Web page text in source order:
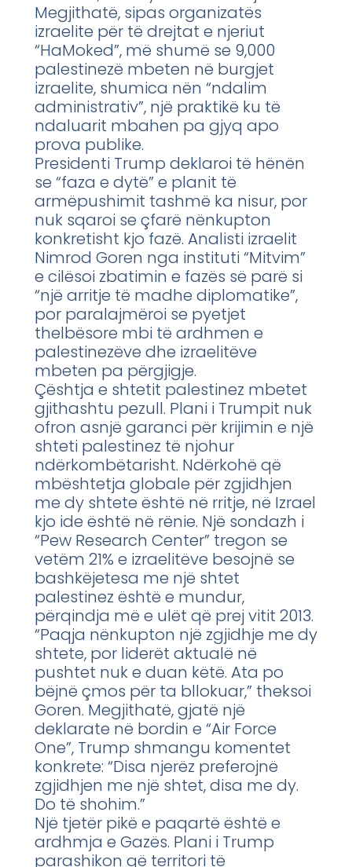
Megjithatë, sipas organizatës
izraelite për të drejtat e njeriut
“HaMoked”, më shumë se 9,000
palestinezë mbeten në burgjet
izraelite, shumica nën “ndalim
administrativ”, një praktikë ku të
ndaluarit mbahen pa gjyq apo
prova publike.
Presidenti Trump deklaroi të hënën
se “faza e dytë” e planit të
armëpushimit tashmë ka nisur, por
nuk sqaroi se çfarë nënkupton
konkretisht kjo fazë. Analisti izraelit
Nimrod Goren nga instituti “Mitvim”
e cilësoi zbatimin e fazës së parë si
“një arritje të madhe diplomatike”,
por paralajmëroi se pyetjet
thelbësore mbi të ardhmen e
palestinezëve dhe izraelitëve
mbeten pa përgjigje.
Çështja e shtetit palestinez mbetet
gjithashtu pezull. Plani i Trumpit nuk
ofron asnjë garanci për krijimin e një
shteti palestinez të njohur
ndërkombëtarisht. Ndërkohë që
mbështetja globale për zgjidhjen
me dy shtete është në rritje, në Izrael
kjo ide është në rënie. Një sondazh i
“Pew Research Center” tregon se
vetëm 21% e izraelitëve besojnë se
bashkëjetesa me një shtet
palestinez është e mundur,
përqindja më e ulët që prej vitit 2013.
“Paqja nënkupton një zgjidhje me dy
shtete, por liderët aktualë në
pushtet nuk e duan këtë. Ata po
bëjnë çmos për ta bllokuar,” theksoi
Goren. Megjithatë, gjatë një
deklarate në bordin e “Air Force
One”, Trump shmangu komentet
konkrete: “Disa njerëz preferojnë
zgjidhjen me një shtet, disa me dy.
Do të shohim.”
Një tjetër pikë e paqartë është e
ardhmja e Gazës. Plani i Trump
parashikon që territori të